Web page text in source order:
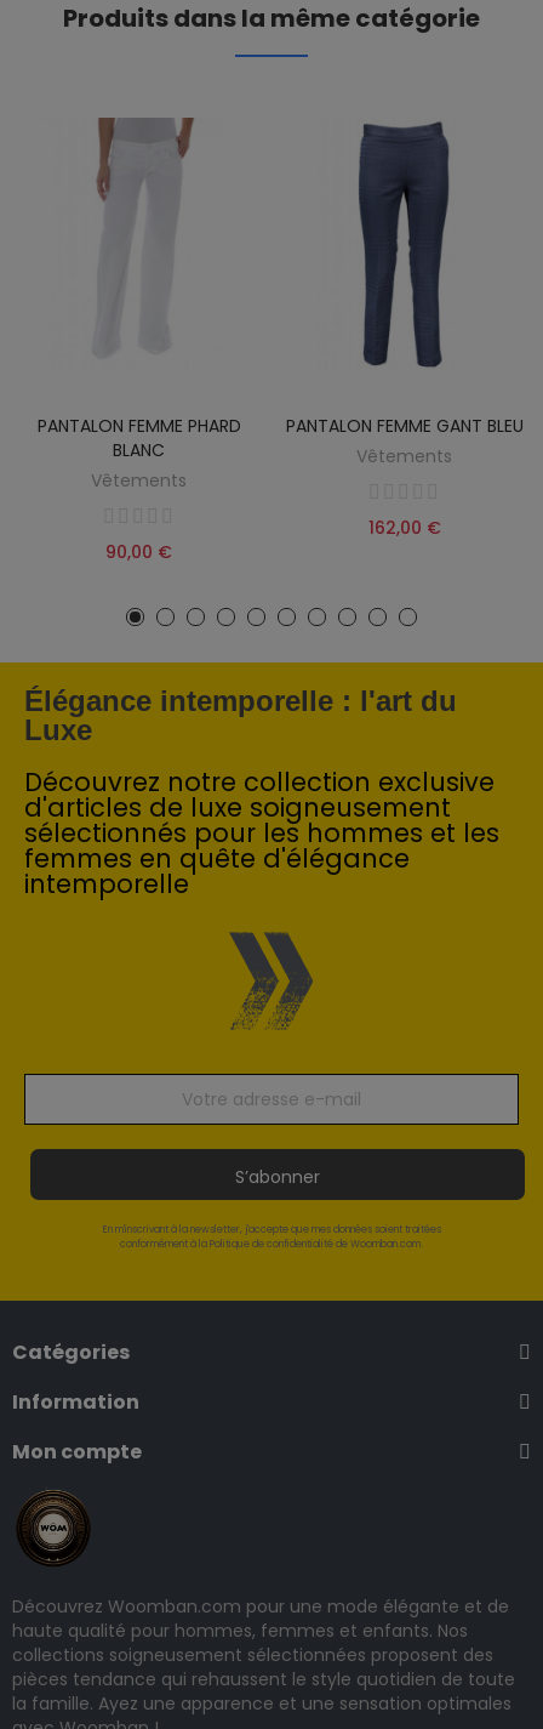
Produits dans la même catégorie
PANTALON FEMME PHARD
BLANC
Vêtements
90,00 €
PANTALON FEMME GANT BLEU
Vêtements
162,00 €
Élégance intemporelle : l'art du
Luxe
Découvrez notre collection exclusive
d'articles de luxe soigneusement
sélectionnés pour les hommes et les
femmes en quête d'élégance
intemporelle
S’abonner
En m'inscrivant à la newsletter, j'accepte que mes données soient traitées
conformément à la Politique de confidentialité de Woomban.com.
Catégories
Information
Mon compte
Découvrez Woomban.com pour une mode élégante et de
haute qualité pour hommes, femmes et enfants. Nos
collections soigneusement sélectionnées proposent des
pièces tendance qui rehaussent le style quotidien de toute
la famille. Ayez une apparence et une sensation optimales